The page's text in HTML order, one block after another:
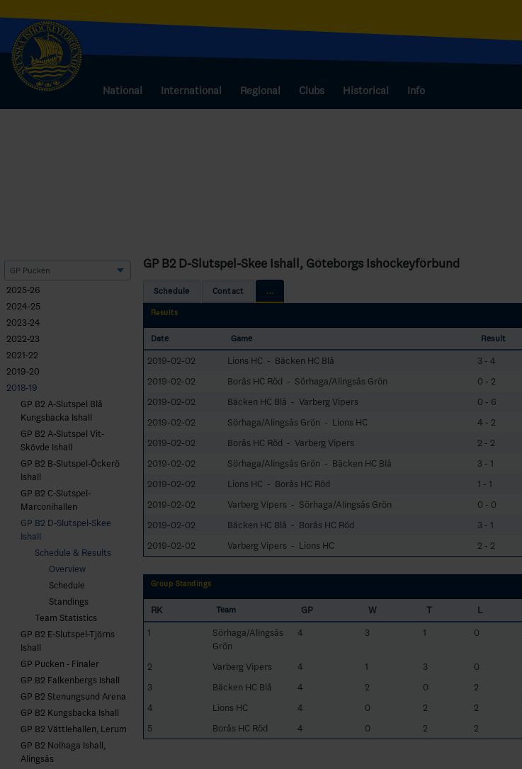
National International Regional Clubs Historical Info
2025-26
2024-25
2023-24
2022-23
2021-22
2019-20
2018-19
GP B2 A-Slutspel Blå
Kungsbacka Ishall
GP B2 A-Slutspel Vit-
Skövde Ishall
GP B2 B-Slutspel-Öckerö
Ishall
GP B2 C-Slutspel-
Marconihallen
GP B2 D-Slutspel-Skee
Ishall
Schedule & Results
Overview
Schedule
Standings
Team Statistics
GP B2 E-Slutspel-Tjörns
Ishall
GP Pucken - Finaler
GP B2 Falkenbergs Ishall
GP B2 Stenungsund Arena
GP B2 Kungsbacka Ishall
GP B2 Vättlehallen, Lerum
GP B2 Nolhaga Ishall,
Alingsås
GP B2 D-Slutspel-Skee Ishall, Göteborgs Ishockeyförbund
Schedule Contact ...
Results
Date Game Result
2019-02-02 Lions HC - Bäcken HC Blå 3 - 4
2019-02-02
Borås HC Röd - Sörhaga/Alingsås Grön 0 - 2
2019-02-02
Bäcken HC Blå - Varberg Vipers 0 - 6
2019-02-02
Sörhaga/Alingsås Grön - Lions HC 4 - 2
2019-02-02
Borås HC Röd - Varberg Vipers 2 - 2
2019-02-02
Sörhaga/Alingsås Grön - Bäcken HC Blå 3 - 1
2019-02-02
Lions HC - Borås HC Röd 1 - 1
2019-02-02
Varberg Vipers - Sörhaga/Alingsås Grön 0 - 0
2019-02-02
Bäcken HC Blå - Borås HC Röd 3 - 1
2019-02-02
Varberg Vipers - Lions HC 2 - 2
Group Standings
RK Team GP W T L
1
Sörhaga/Alingsås
Grön
4 3 1 0
2 Varberg Vipers 4 1 3 0
3
Bäcken HC Blå 4 2 0 2
4
Lions HC 4 0 2 2
5
Borås HC Röd 4 0 2 2